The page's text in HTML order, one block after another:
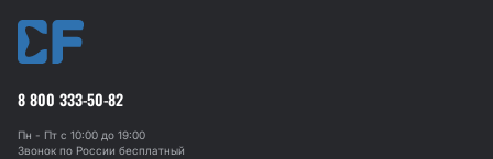
8 800 333-50-82
Пн - Пт с 10:00 до 19:00
Звонок по России бесплатный